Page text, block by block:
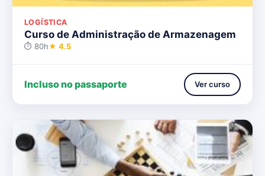
LOGÍSTICA
Curso de Administração de Armazenagem
⏱ 80h★ 4.5
Incluso no passaporte Ver curso